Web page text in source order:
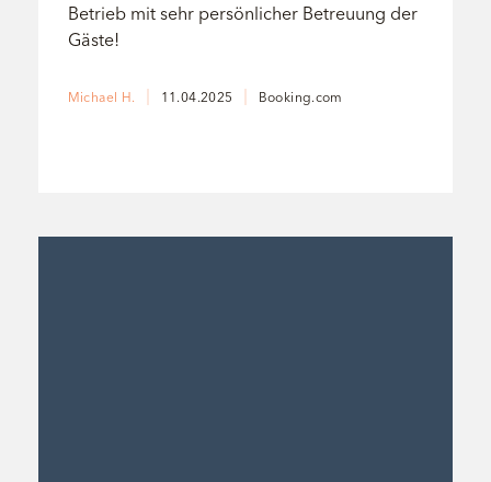
Betrieb mit sehr persönlicher Betreuung der
Gäste!
Michael H. 11.04.2025 Booking.com